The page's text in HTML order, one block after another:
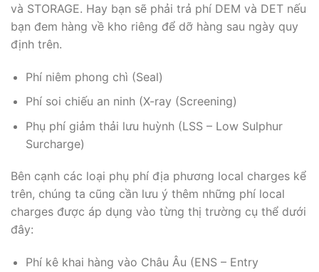
và STORAGE. Hay bạn sẽ phải trả phí DEM và DET nếu
bạn đem hàng về kho riêng để dỡ hàng sau ngày quy
định trên.
Phí niêm phong chì (Seal)
Phí soi chiếu an ninh (X-ray (Screening)
Phụ phí giảm thải lưu huỳnh (LSS – Low Sulphur
Surcharge)
Bên cạnh các loại phụ phí địa phương local charges kể
trên, chúng ta cũng cần lưu ý thêm những phí local
charges được áp dụng vào từng thị trường cụ thể dưới
đây:
Phí kê khai hàng vào Châu Âu (ENS – Entry